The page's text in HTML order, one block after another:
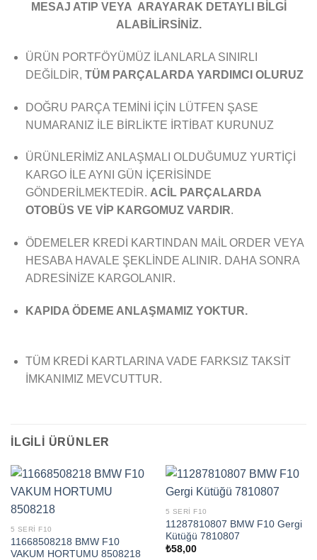
MESAJ ATIP VEYA ARAYARAK DETAYLI BİLGİ
ALABİLİRSİNİZ.
ÜRÜN PORTFÖYÜMÜZ İLANLARLA SINIRLI
DEĞİLDİR, TÜM PARÇALARDA YARDIMCI OLURUZ
DOĞRU PARÇA TEMİNİ İÇİN LÜTFEN ŞASE
NUMARANIZ İLE BİRLİKTE İRTİBAT KURUNUZ
ÜRÜNLERİMİZ ANLAŞMALI OLDUĞUMUZ YURTİÇİ
KARGO İLE AYNI GÜN İÇERİSİNDE
GÖNDERİLMEKTEDİR. ACİL PARÇALARDA
OTOBÜS VE VİP KARGOMUZ VARDIR.
ÖDEMELER KREDİ KARTINDAN MAİL ORDER VEYA
HESABA HAVALE ŞEKLİNDE ALINIR. DAHA SONRA
ADRESİNİZE KARGOLANIR.
KAPIDA ÖDEME ANLAŞMAMIZ YOKTUR.
TÜM KREDİ KARTLARINA VADE FARKSIZ TAKSİT
İMKANIMIZ MEVCUTTUR.
İLGILI ÜRÜNLER
5 SERI F10
11668508218 BMW F10
VAKUM HORTUMU 8508218
5 SERI F10
11287810807 BMW F10 Gergi
Kütüğü 7810807
₺58,00